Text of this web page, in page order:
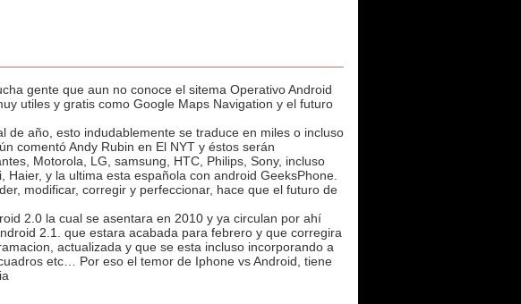
gente que aun no conoce el sitema Operativo Android
utiles y gratis como Google Maps Navigation y el futuro
año, esto indudablemente se traduce en miles o incluso
comentó Andy Rubin en El NYT y éstos serán
Motorola, LG, samsung, HTC, Philips, Sony, incluso
y la ultima esta española con android GeeksPhone.
modificar, corregir y perfeccionar, hace que el futuro de
2.0 la cual se asentara en 2010 y ya circulan por ahí
2.1. que estara acabada para febrero y que corregira
actualizada y que se esta incluso incorporando a
etc… Por eso el temor de Iphone vs Android, tiene